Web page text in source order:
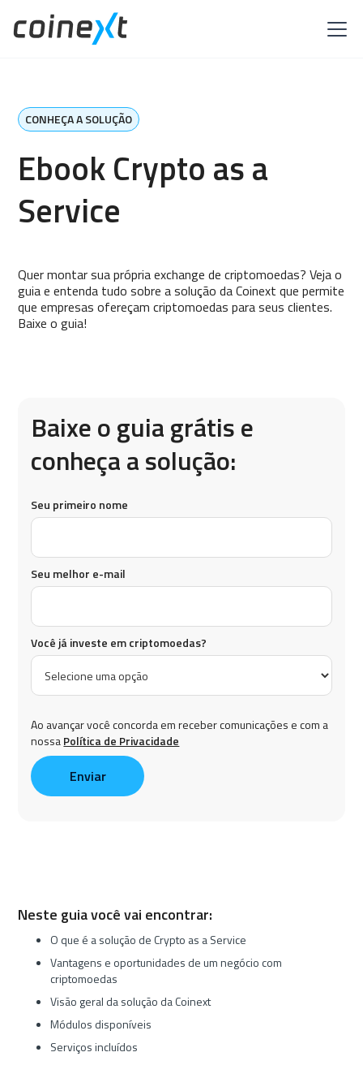
CONHEÇA A SOLUÇÃO
Ebook Crypto as a
Service
Quer montar sua própria exchange de criptomoedas? Veja o
guia e entenda tudo sobre a solução da Coinext que permite
que empresas ofereçam criptomoedas para seus clientes.
Baixe o guia!
Baixe o guia grátis e
conheça a solução:
Seu primeiro nome
Seu melhor e-mail
Você já investe em criptomoedas?
Ao avançar você concorda em receber comunicações e com a
nossaPolítica de Privacidade
Neste guia você vai encontrar:
O que é a solução de Crypto as a Service
Vantagens e oportunidades de um negócio com
criptomoedas
Visão geral da solução da Coinext
Módulos disponíveis
Serviços incluídos